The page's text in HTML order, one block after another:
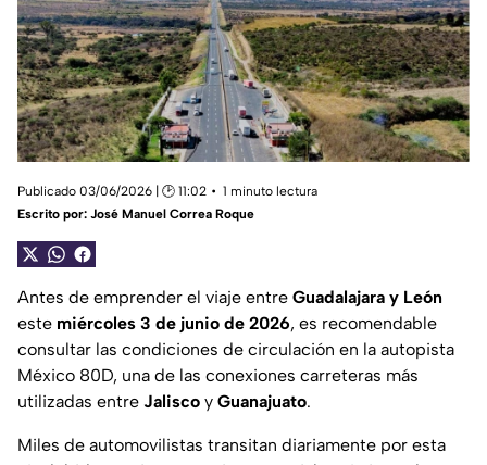
Publicado 03/06/2026 | 🕑 11:02
1 minuto lectura
Escrito por: José Manuel Correa Roque
Antes de emprender el viaje entre Guadalajara y León
este miércoles 3 de junio de 2026, es recomendable
consultar las condiciones de circulación en la autopista
México 80D, una de las conexiones carreteras más
utilizadas entre Jalisco y Guanajuato.
Miles de automovilistas transitan diariamente por esta